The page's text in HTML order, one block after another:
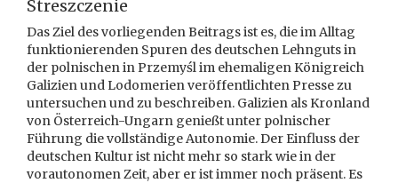
Streszczenie
Das Ziel des vorliegenden Beitrags ist es, die im Alltag
funktionierenden Spuren des deutschen Lehnguts in
der polnischen in Przemyśl im ehemaligen Königreich
Galizien und Lodomerien veröffentlichten Presse zu
untersuchen und zu beschreiben. Galizien als Kronland
von Österreich-Ungarn genießt unter polnischer
Führung die vollständige Autonomie. Der Einfluss der
deutschen Kultur ist nicht mehr so stark wie in der
vorautonomen Zeit, aber er ist immer noch präsent. Es